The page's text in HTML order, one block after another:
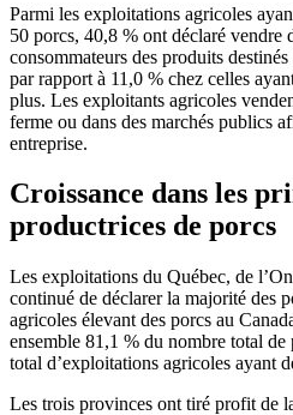
Parmi les exploitations agricoles
50 porcs, 40,8 % ont déclaré vendre
consommateurs des produits
par rapport à 11,0 % chez celles
plus. Les exploitants agricoles
ferme ou dans des marchés publics
entreprise.
Croissance dans les
productrices de porcs
Les exploitations du Québec, de
continué de déclarer la majorité des
agricoles élevant des porcs au
ensemble 81,1 % du nombre total
total d’exploitations agricoles ayant
Les trois provinces ont tiré profit de